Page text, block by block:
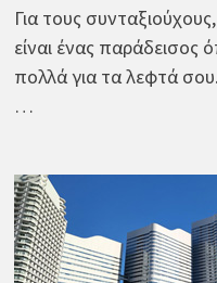
Για τους
είναι ένας παράδεισος
πολλά για τα λεφτά
…